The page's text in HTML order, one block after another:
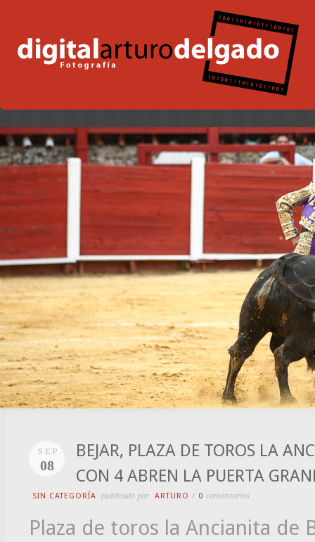
SEP
08
BEJAR, PLAZA DE TOROS LA
CON 4 ABREN LA PUERTA
SIN CATEGORÍA publicado por ARTURO / 0 comentarios
Plaza de toros la Ancianita de